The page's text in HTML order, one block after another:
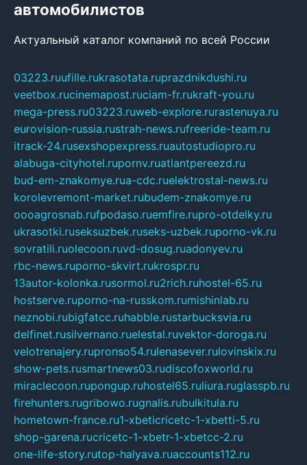
автомобилистов
Актуальный каталог компаний по всей России
03223.ruufille.rukrasotata.ruprazdnikdushi.ru
veetbox.rucinemapost.ruciam-fr.rukraft-you.ru
mega-press.ru03223.ruweb-explore.rurastenuya.ru
eurovision-russia.rustrah-news.rufreeride-team.ru
itrack-24.rusexshopexpress.ruautostudiopro.ru
alabuga-cityhotel.rupornv.ruatlantpereezd.ru
bud-em-znakomye.rua-cdc.ruelektrostal-news.ru
korolevremont-market.rubudem-znakomye.ru
oooagrosnab.rufpodaso.ruemfire.rupro-otdelky.ru
ukrasotki.ruseksuzbek.ruseks-uzbek.ruporno-vk.ru
sovratili.ruolecoon.ruvd-dosug.ruadonyev.ru
rbc-news.ruporno-skvirt.rukrospr.ru
13autor-kolonka.rusormol.ru2rich.ruhostel-65.ru
hostserve.ruporno-na-russkom.rumishinlab.ru
neznobi.rubigfatcc.ruhabble.rustarbucksvia.ru
delfinet.rusilvernano.ruelestal.ruvektor-doroga.ru
velotrenajery.rupronso54.rulenasever.rulovinskix.ru
show-pets.rusmartnews03.rudiscofoxworld.ru
miraclecoon.rupongup.ruhostel65.ruliura.ruglasspb.ru
firehunters.rugribowo.rugnalis.rubulkitula.ru
hometown-france.ru1-xbeticricetc-1-xbetti-5.ru
shop-garena.rucricetc-1-xbetr-1-xbetcc-2.ru
one-life-story.rutop-halyava.ruaccounts112.ru